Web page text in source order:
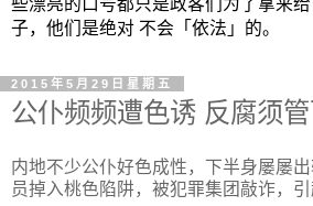
些漂亮的口号都只是政客们为了拿来
子，他们是绝对 不会「依法」的。
2015年5月29日星期五
公仆频频遭色诱 反腐须
内地不少公仆好色成性，下半身屡屡
员掉入桃色陷阱，被犯罪集团敲诈，引